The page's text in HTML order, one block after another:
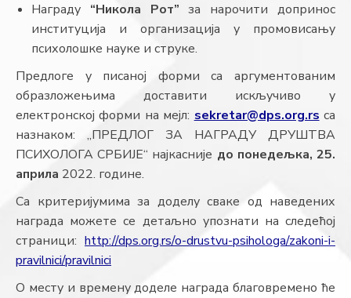
Награду “Никола Рот” за нарочити допринос
институција и организација у промовисању
психолошке науке и струке.
Предлоге у писаној форми са аргументованим
образложењима доставити искључиво у
електронској форми на мејл: sekretar@dps.org.rs са
назнаком: „ПРЕДЛОГ ЗА НАГРАДУ ДРУШТВА
ПСИХОЛОГА СРБИЈЕ“ најкасније до понедељка, 25.
априла 2022. године.
Са критеријумима за доделу сваке од наведених
награда можете се детаљно упознати на следећој
страници: http://dps.org.rs/o-drustvu-psihologa/zakoni-i-
pravilnici/pravilnici
О месту и времену доделе награда благовремено ће